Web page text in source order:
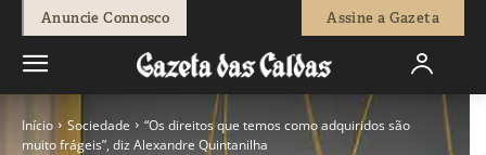
Anuncie Connosco Assine a Gazeta
Início Sociedade
“Os direitos que temos como adquiridos são
muito frágeis”, diz Alexandre Quintanilha